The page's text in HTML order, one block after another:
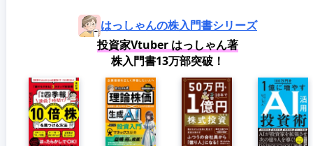
はっしゃんの株入門書シリーズ
投資家Vtuber はっしゃん著
株入門書13万部突破！